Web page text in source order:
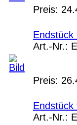
Preis:
Endstück
Art.-Nr.:
Preis:
Endstück
Art.-Nr.: